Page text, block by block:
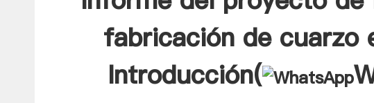
fabricación de cuarzo
Introducción(